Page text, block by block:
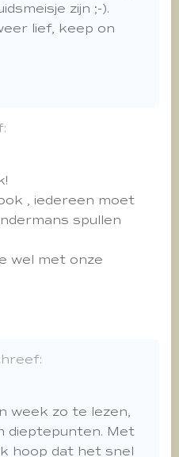
zijn ;-).
lief, keep on
, iedereen moet
spullen
wel met onze
week zo te lezen,
dieptepunten. Met
hoop dat het snel